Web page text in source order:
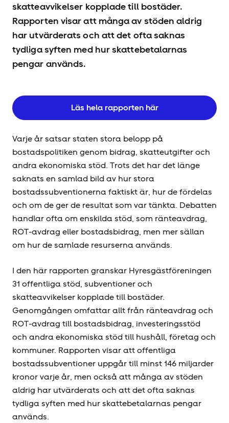
skatteavvikelser kopplade till bostäder.
Rapporten visar att många av stöden aldrig
har utvärderats och att det ofta saknas
tydliga syften med hur skattebetalarnas
pengar används.
Läs hela rapporten här
Varje år satsar staten stora belopp på
bostadspolitiken genom bidrag, skatteutgifter och
andra ekonomiska stöd. Trots det har det länge
saknats en samlad bild av hur stora
bostadssubventionerna faktiskt är, hur de fördelas
och om de ger de resultat som var tänkta. Debatten
handlar ofta om enskilda stöd, som ränteavdrag,
ROT-avdrag eller bostadsbidrag, men mer sällan
om hur de samlade resurserna används.
I den här rapporten granskar Hyresgäst­föreningen
31 offentliga stöd, subventioner och
skatteavvikelser kopplade till bostäder.
Genomgången omfattar allt från ränteavdrag och
ROT-avdrag till bostadsbidrag, investerings­stöd
och andra ekonomiska stöd till hushåll, företag och
kommuner. Rapporten visar att offentliga
bostadssubventioner uppgår till minst 146 miljarder
kronor varje år, men också att många av stöden
aldrig har utvärderats och att det ofta saknas
tydliga syften med hur skattebetalarnas pengar
används.